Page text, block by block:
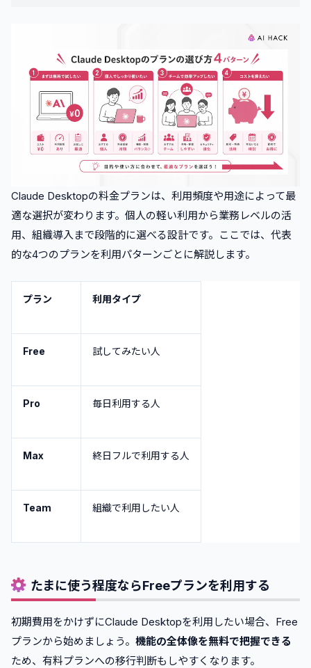
Claude Desktopの料金プランは、利用頻度や用途によって最
適な選択が変わります。個人の軽い利用から業務レベルの活
用、組織導入まで段階的に選べる設計です。ここでは、代表
的な4つのプランを利用パターンごとに解説します。
プラン 利用タイプ
Free 試してみたい人
Pro 毎日利用する人
Max 終日フルで利用する人
Team 組織で利用したい人
たまに使う程度ならFreeプランを利用する
初期費用をかけずにClaude Desktopを利用したい場合、Free
プランから始めましょう。 機能の全体像を無料で把握できる
ため、有料プランへの移行判断もしやすくなります。